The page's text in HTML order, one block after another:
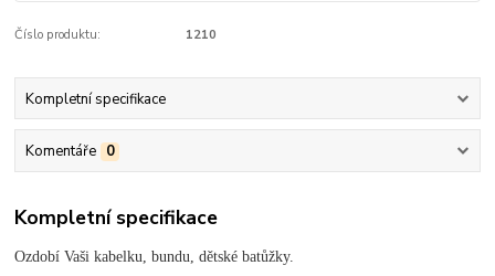
Číslo produktu: 1210
Kompletní specifikace
Komentáře 0
Kompletní specifikace
Ozdobí Vaši kabelku, bundu, dětské batůžky.